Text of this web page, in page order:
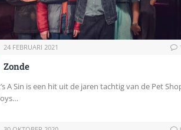
24 FEBRUARI 2021
Zonde
A Sin is een hit uit de jaren tachtig van de Pet